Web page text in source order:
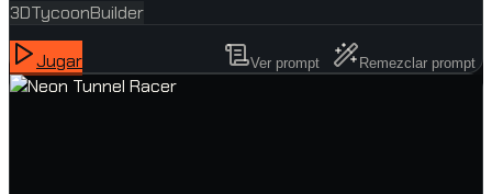
3DTycoonBuilder
Jugar Ver prompt Remezclar prompt